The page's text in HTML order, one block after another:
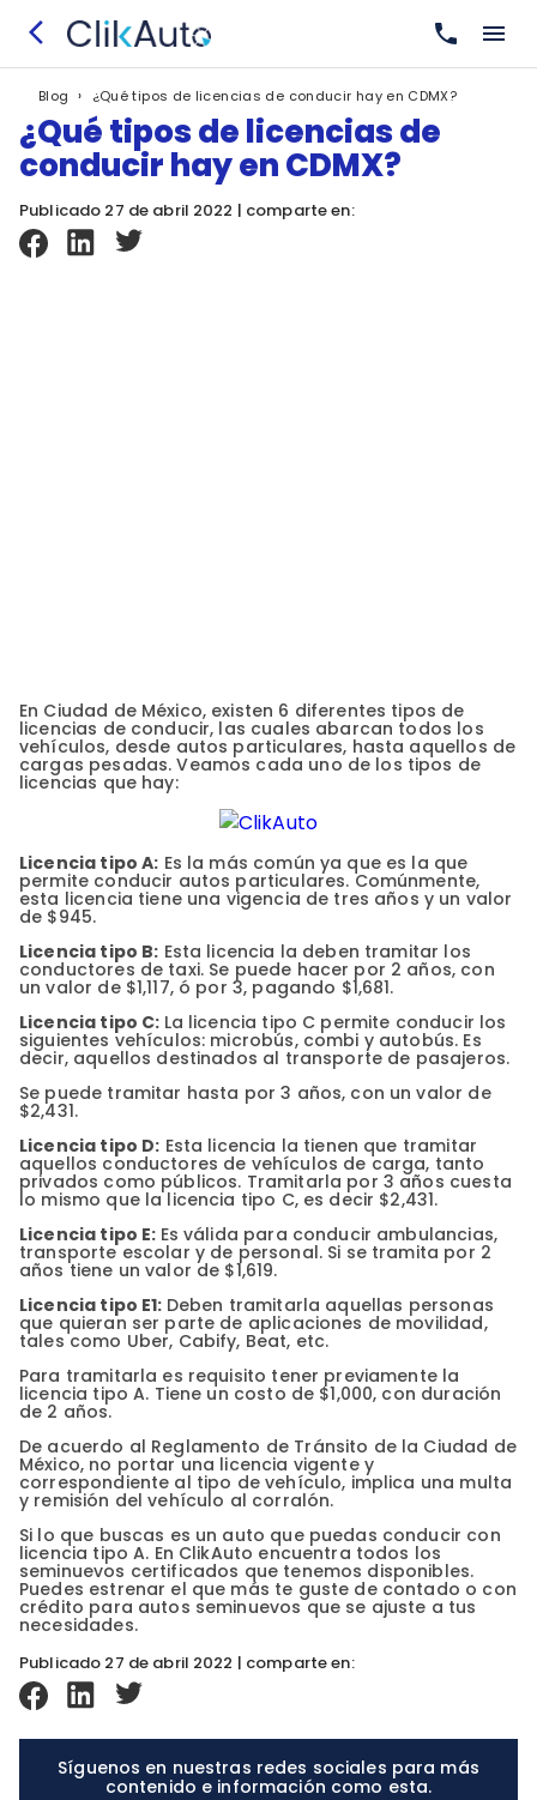
Blog › ¿Qué tipos de licencias de conducir hay en CDMX?
¿Qué tipos de licencias de
conducir hay en CDMX?
Publicado 27 de abril 2022 | comparte en:
En Ciudad de México, existen 6 diferentes tipos de
licencias de conducir, las cuales abarcan todos los
vehículos, desde autos particulares, hasta aquellos de
cargas pesadas. Veamos cada uno de los tipos de
licencias que hay:
Licencia tipo A: Es la más común ya que es la que
permite conducir autos particulares. Comúnmente,
esta licencia tiene una vigencia de tres años y un valor
de $945.
Licencia tipo B: Esta licencia la deben tramitar los
conductores de taxi. Se puede hacer por 2 años, con
un valor de $1,117, ó por 3, pagando $1,681.
Licencia tipo C: La licencia tipo C permite conducir los
siguientes vehículos: microbús, combi y autobús. Es
decir, aquellos destinados al transporte de pasajeros.
Se puede tramitar hasta por 3 años, con un valor de
$2,431.
Licencia tipo D: Esta licencia la tienen que tramitar
aquellos conductores de vehículos de carga, tanto
privados como públicos. Tramitarla por 3 años cuesta
lo mismo que la licencia tipo C, es decir $2,431.
Licencia tipo E: Es válida para conducir ambulancias,
transporte escolar y de personal. Si se tramita por 2
años tiene un valor de $1,619.
Licencia tipo E1: Deben tramitarla aquellas personas
que quieran ser parte de aplicaciones de movilidad,
tales como Uber, Cabify, Beat, etc.
Para tramitarla es requisito tener previamente la
licencia tipo A. Tiene un costo de $1,000, con duración
de 2 años.
De acuerdo al Reglamento de Tránsito de la Ciudad de
México, no portar una licencia vigente y
correspondiente al tipo de vehículo, implica una multa
y remisión del vehículo al corralón.
Si lo que buscas es un auto que puedas conducir con
licencia tipo A. En ClikAuto encuentra todos los
seminuevos certificados que tenemos disponibles.
Puedes estrenar el que más te guste de contado o con
crédito para autos seminuevos que se ajuste a tus
necesidades.
Publicado 27 de abril 2022 | comparte en:
Síguenos en nuestras redes sociales para más
contenido e información como esta.